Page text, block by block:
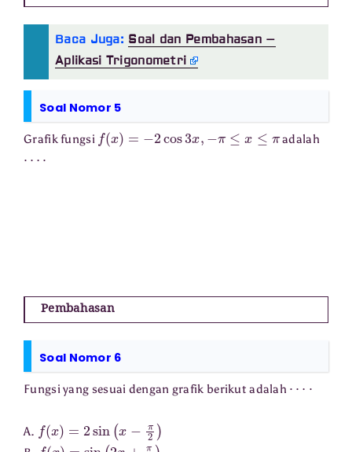
Baca Juga: Soal dan Pembahasan –
Aplikasi Trigonometri
Soal Nomor 5
Grafik fungsi f(x )= cos , x≤ adalah
Pembahasan
Soal Nomor 6
Fungsi yang sesuai dengan grafik berikut adalah
A. f(x )= sin ( −π
f(x )= ( x+ 2